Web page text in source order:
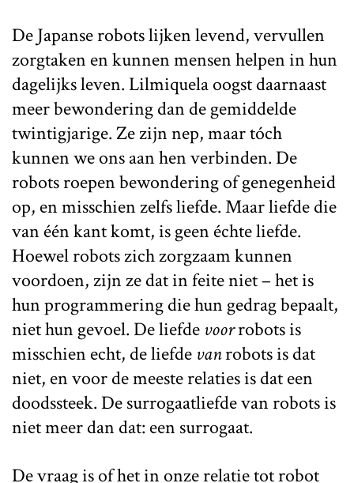
De Japanse robots lijken levend, vervullen
zorgtaken en kunnen mensen helpen in hun
dagelijks leven. Lilmiquela oogst daarnaast
meer bewondering dan de gemiddelde
twintigjarige. Ze zijn nep, maar tóch
kunnen we ons aan hen verbinden. De
robots roepen bewondering of genegenheid
op, en misschien zelfs liefde. Maar liefde die
van één kant komt, is geen échte liefde.
Hoewel robots zich zorgzaam kunnen
voordoen, zijn ze dat in feite niet – het is
hun programmering die hun gedrag bepaalt,
niet hun gevoel. De liefdevoorrobots is
misschien echt, de liefdevanrobots is dat
niet, en voor de meeste relaties is dat een
doodssteek. De surrogaatliefde van robots is
niet meer dan dat: een surrogaat.
De vraag is of het in onze relatie tot robot